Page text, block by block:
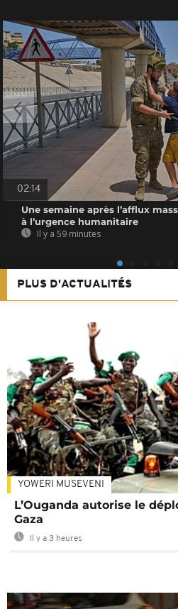
02:14
Une semaine après l’afflux
à l’urgence humanitaire
Il y a 59 minutes
PLUS D'ACTUALITÉS
YOWERI MUSEVENI
L’Ouganda autorise le
Gaza
Il y a 3 heures